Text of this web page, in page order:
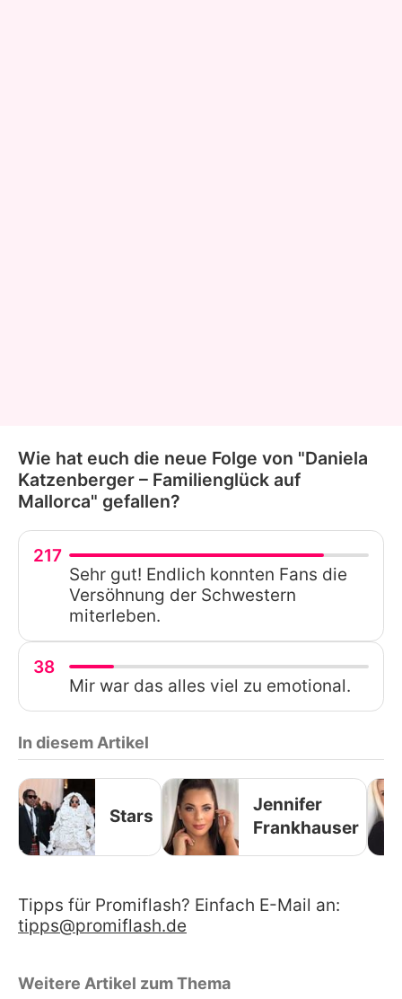
Wie hat euch die neue Folge von "Daniela
Katzenberger – Familienglück auf
Mallorca" gefallen?
217
Sehr gut! Endlich konnten Fans die
Versöhnung der Schwestern
miterleben.
38
Mir war das alles viel zu emotional.
In diesem Artikel
Stars
Jennifer
Frankhauser
Tipps für Promiflash? Einfach E-Mail an:
tipps@promiflash.de
Weitere Artikel zum Thema